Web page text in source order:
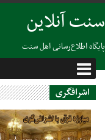
سنت آنلاین
پایگاه اطلاع‌رسانی اهل سنت
اشرافگری